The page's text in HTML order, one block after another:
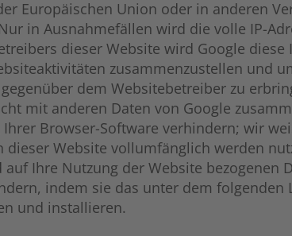
Europäischen Union oder in anderen
in Ausnahmefällen wird die volle IP-
dieser Website wird Google
zusammenzustellen und
dem Websitebetreiber zu
mit anderen Daten von Google
Browser-Software verhindern; wir
Website vollumfänglich werden
Ihre Nutzung der Website bezogenen
indem sie das unter dem folgenden
und installieren.